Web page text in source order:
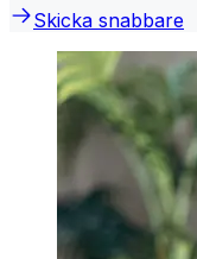
Skicka snabbare